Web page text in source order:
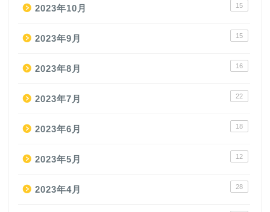
2023年10月 15
2023年9月 15
2023年8月 16
2023年7月 22
2023年6月 18
2023年5月 12
2023年4月 28